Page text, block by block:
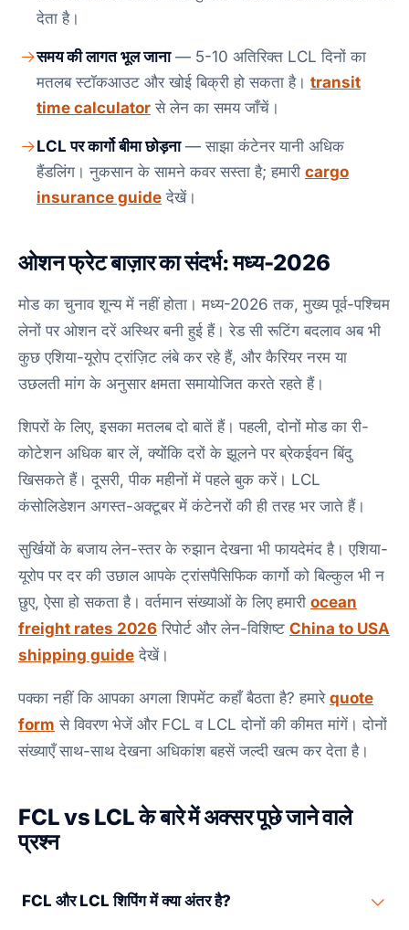
देता है।
समय की लागत भूल जाना— 5-10 अतिरिक्त LCL दिनों का
मतलब स्टॉकआउट और खोई बिक्री हो सकता है। transit
time calculator से लेन का समय जाँचें।
LCL पर कार्गो बीमा छोड़ना— साझा कंटेनर यानी अधिक
हैंडलिंग। नुकसान के सामने कवर सस्ता है; हमारी cargo
insurance guide देखें।
ओशन फ्रेट बाज़ार का संदर्भ: मध्य-2026
मोड का चुनाव शून्य में नहीं होता। मध्य-2026 तक, मुख्य पूर्व-पश्चिम
लेनों पर ओशन दरें अस्थिर बनी हुई हैं। रेड सी रूटिंग बदलाव अब भी
कुछ एशिया-यूरोप ट्रांज़िट लंबे कर रहे हैं, और कैरियर नरम या
उछलती मांग के अनुसार क्षमता समायोजित करते रहते हैं।
शिपरों के लिए, इसका मतलब दो बातें हैं। पहली, दोनों मोड का री-
कोटेशन अधिक बार लें, क्योंकि दरों के झूलने पर ब्रेकईवन बिंदु
खिसकते हैं। दूसरी, पीक महीनों में पहले बुक करें। LCL
कंसोलिडेशन अगस्त-अक्टूबर में कंटेनरों की ही तरह भर जाते हैं।
सुर्खियों के बजाय लेन-स्तर के रुझान देखना भी फायदेमंद है। एशिया-
यूरोप पर दर की उछाल आपके ट्रांसपैसिफिक कार्गो को बिल्कुल भी न
छुए, ऐसा हो सकता है। वर्तमान संख्याओं के लिए हमारी ocean
freight rates 2026 रिपोर्ट और लेन-विशिष्ट China to USA
shipping guide देखें।
पक्का नहीं कि आपका अगला शिपमेंट कहाँ बैठता है? हमारे quote
form से विवरण भेजें और FCL व LCL दोनों की कीमत मांगें। दोनों
संख्याएँ साथ-साथ देखना अधिकांश बहसें जल्दी खत्म कर देता है।
FCL vs LCL के बारे में अक्सर पूछे जाने वाले
प्रश्न
FCL और LCL शिपिंग में क्या अंतर है?